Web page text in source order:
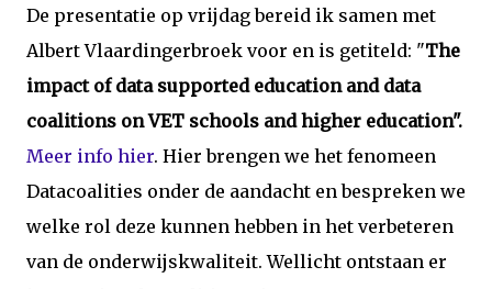
De presentatie op vrijdag bereid ik samen met
Albert Vlaardingerbroek voor en is getiteld: "The
impact of data supported education and data
coalitions on VET schools and higher education".
Meer info hier. Hier brengen we het fenomeen
Datacoalities onder de aandacht en bespreken we
welke rol deze kunnen hebben in het verbeteren
van de onderwijskwaliteit. Wellicht ontstaan er